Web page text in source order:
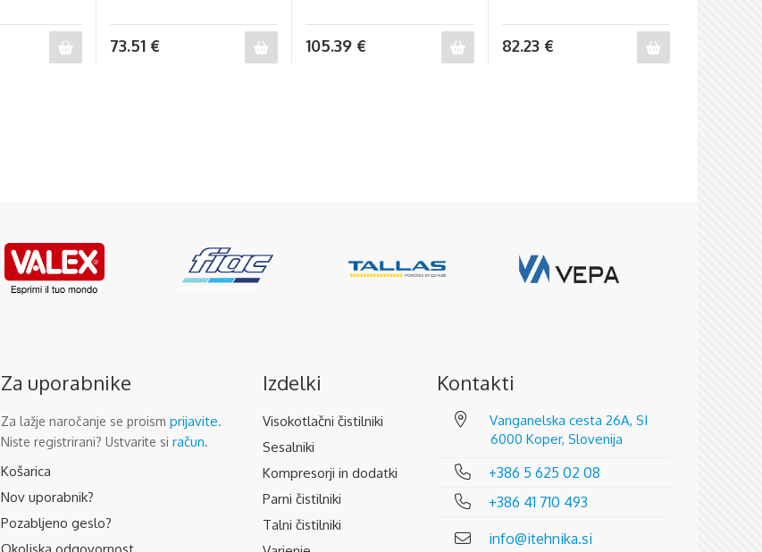
73.51 € 105.39 € 82.23 €
Za uporabnike
Za lažje naročanje se proism prijavite.
Niste registrirani? Ustvarite si račun.
Košarica
Nov uporabnik?
Pozabljeno geslo?
Izdelki
Visokotlačni čistilniki
Sesalniki
Kompresorji in dodatki
Parni čistilniki
Talni čistilniki
Kontakti
Vanganelska cesta 26A, SI
6000 Koper, Slovenija
+386 5 625 02 08
+386 41 710 493
info@itehnika.si